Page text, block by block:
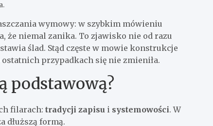
wymowy: w szybkim mówieniu
że niemal zanika. To zjawisko nie od razu
ślad. Stąd częste w mowie konstrukcje
przypadkach się nie zmieniła.
podstawową?
filarach: tradycji zapisu i systemowości. W
dłuższą formą.